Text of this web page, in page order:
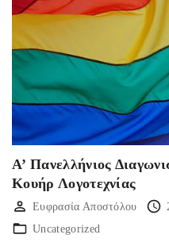
Α’ Πανελλήνιος
Κουήρ Λογοτεχνίας
Ευφρασία Αποστόλου
Uncategorized